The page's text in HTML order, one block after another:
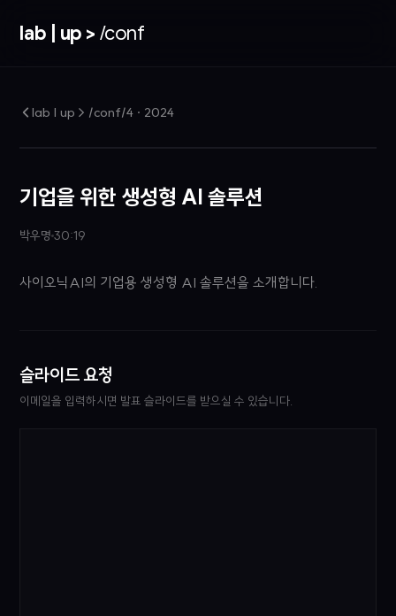
lab | up > /conf
lab | up > /conf/4 · 2024
기업을 위한 생성형 AI 솔루션
박우명30:19
사이오닉AI의 기업용 생성형 AI 솔루션을 소개합니다.
슬라이드 요청
이메일을 입력하시면 발표 슬라이드를 받으실 수 있습니다.